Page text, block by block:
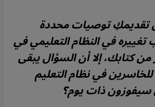
تقديمكِ توصيات محددة
في النظام التعليمي في
كتابك، إلا أن السؤال يبقى
في نظام التعليم
سيفوزون ذات يوم؟